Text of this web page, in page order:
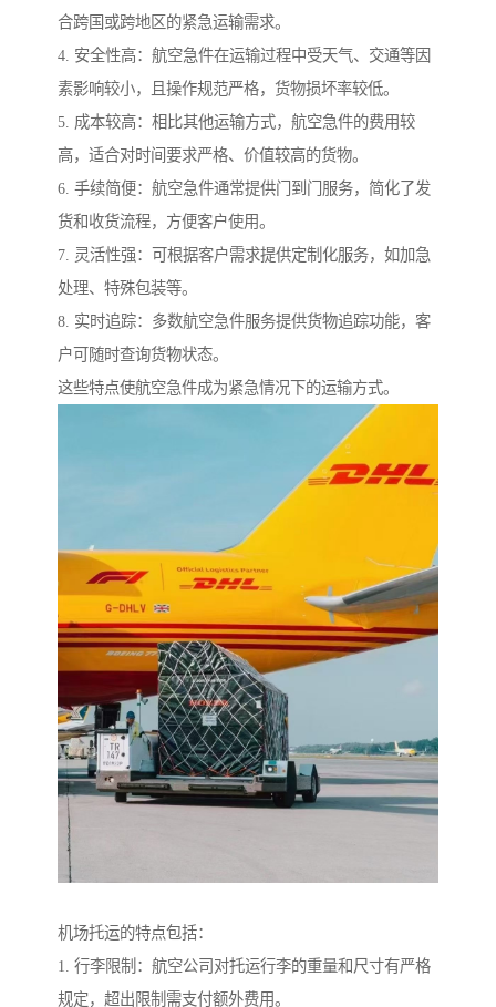
合跨国或跨地区的紧急运输需求。
4. 安全性高：航空急件在运输过程中受天气、交通等因
素影响较小，且操作规范严格，货物损坏率较低。
5. 成本较高：相比其他运输方式，航空急件的费用较
高，适合对时间要求严格、价值较高的货物。
6. 手续简便：航空急件通常提供门到门服务，简化了发
货和收货流程，方便客户使用。
7. 灵活性强：可根据客户需求提供定制化服务，如加急
处理、特殊包装等。
8. 实时追踪：多数航空急件服务提供货物追踪功能，客
户可随时查询货物状态。
这些特点使航空急件成为紧急情况下的运输方式。
机场托运的特点包括：
1. 行李限制：航空公司对托运行李的重量和尺寸有严格
规定，超出限制需支付额外费用。